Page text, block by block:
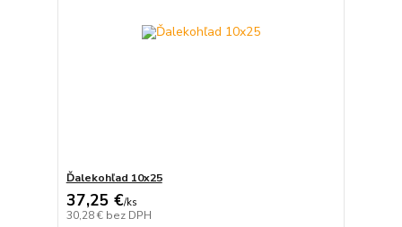
Ďalekohľad 10x25
37,25 €/ks
30,28 € bez DPH